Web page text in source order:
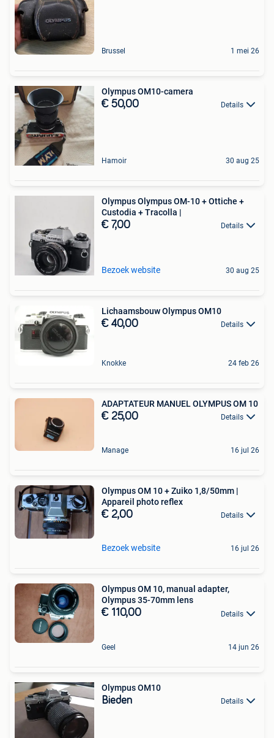
Brussel 1 mei 26
Olympus OM10-camera
€ 50,00 Details
Hamoir 30 aug 25
Olympus Olympus OM-10 + Ottiche +
Custodia + Tracolla |
€ 7,00 Details
Bezoek website 30 aug 25
Lichaamsbouw Olympus OM10
€ 40,00 Details
Knokke 24 feb 26
ADAPTATEUR MANUEL OLYMPUS OM 10
€ 25,00 Details
Manage 16 jul 26
Olympus OM 10 + Zuiko 1,8/50mm |
Appareil photo reflex
€ 2,00 Details
Bezoek website 16 jul 26
Olympus OM 10, manual adapter,
Olympus 35-70mm lens
€ 110,00 Details
Geel 14 jun 26
Olympus OM10
Bieden Details